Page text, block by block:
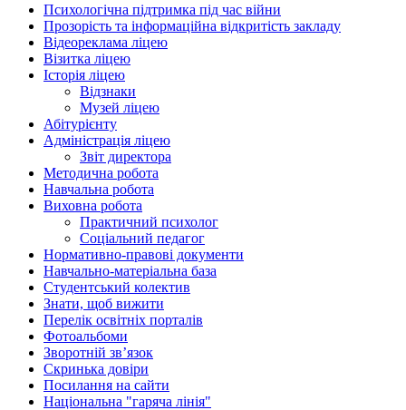
Психологічна підтримка під час війни
Прозорість та інформаційна відкритість закладу
Відеореклама ліцею
Візитка ліцею
Історія ліцею
Відзнаки
Музей ліцею
Абітурієнту
Адміністрація ліцею
Звіт директора
Методична робота
Навчальна робота
Виховна робота
Практичний психолог
Соціальний педагог
Нормативно-правові документи
Навчально-матеріальна база
Студентський колектив
Знати, щоб вижити
Перелік освітніх порталів
Фотоальбоми
Зворотній зв’язок
Скринька довіри
Посилання на сайти
Національна "гаряча лінія"